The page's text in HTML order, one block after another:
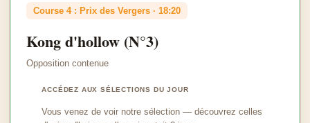
Course 4 : Prix des Vergers · 18:20
Kong d'hollow (N°3)
Opposition contenue
ACCÉDEZ AUX SÉLECTIONS DU JOUR
Vous venez de voir notre sélection — découvrez celles